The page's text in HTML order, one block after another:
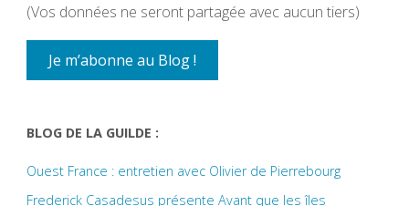
(Vos données ne seront partagée avec aucun tiers)
BLOG DE LA GUILDE :
Ouest France : entretien avec Olivier de Pierrebourg
Frederick Casadesus présente Avant que les îles